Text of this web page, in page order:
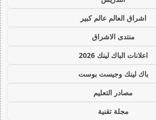
اشراق العالم عالم كبير
منتدى الاشراق
اعلانات الباك لينك 2026
باك لينك وجيست بوست
مصادر التعليم
مجلة تقنية